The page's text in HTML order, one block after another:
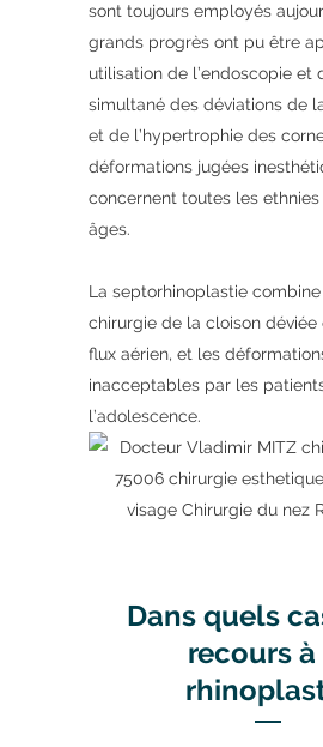
sont toujours employés
grands progrès ont pu être
utilisation de l’endoscopie et
simultané des déviations de
et de l’hypertrophie des
déformations jugées
concernent toutes les
âges.
La septorhinoplastie combine
chirurgie de la cloison
flux aérien, et les
inacceptables par les
l’adolescence.
Dans quels
recours à